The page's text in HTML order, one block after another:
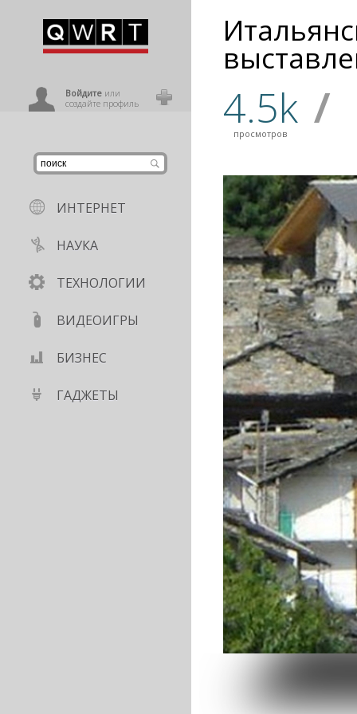
Войдитеили
создайте профиль
ИНТЕРНЕТ
НАУКА
ТЕХНОЛОГИИ
ВИДЕОИГРЫ
БИЗНЕС
ГАДЖЕТЫ
4.5k
просмотров /